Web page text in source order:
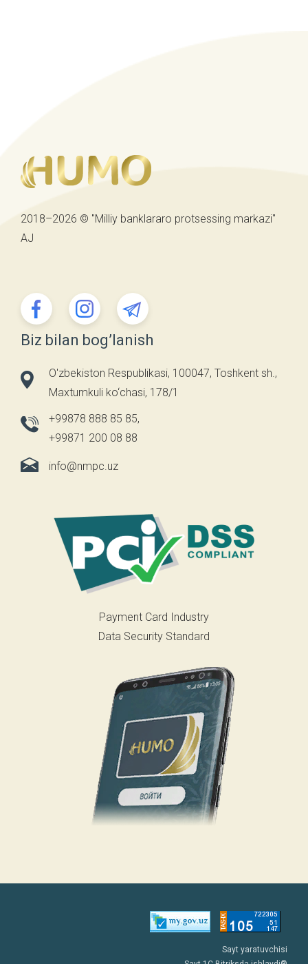
2018–2026 © "Milliy banklararo protsessing markazi"
AJ
Biz bilan bog’lanish
O'zbekiston Respublikasi, 100047, Toshkent sh.,
Maxtumkuli ko‘chasi, 178/1
+99878 888 85 85,
+99871 200 08 88
info@nmpc.uz
Payment Card Industry
Data Security Standard
Sayt yaratuvchisi